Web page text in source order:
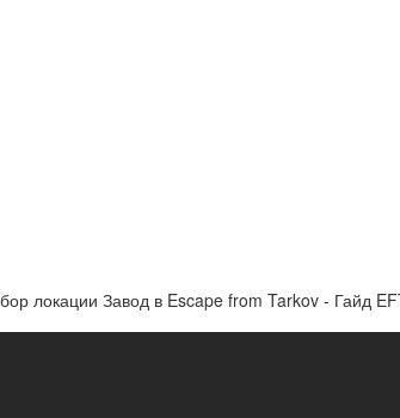
локации Завод в Escape from Tarkov - Гайд